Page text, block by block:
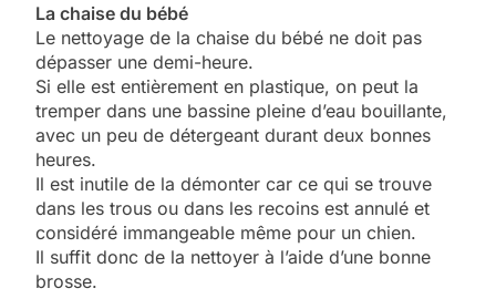
La chaise du bébé
Le nettoyage de la chaise du bébé ne doit pas
dépasser une demi-heure.
Si elle est entièrement en plastique, on peut la
tremper dans une bassine pleine d’eau bouillante,
avec un peu de détergeant durant deux bonnes
heures.
Il est inutile de la démonter car ce qui se trouve
dans les trous ou dans les recoins est annulé et
considéré immangeable même pour un chien.
Il suffit donc de la nettoyer à l’aide d’une bonne
brosse.